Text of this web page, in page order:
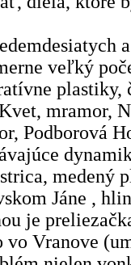
veľký
plastiky,
mramor,
Podborová
medený
Jáne ,
je
Vranove